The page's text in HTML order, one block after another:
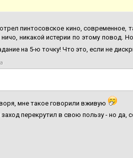
пинтосовское кино, современное,
ничо, никакой истерии по этому повод.
на 5-ю точку! Что это, если не
мне такое говорили вживую
перекрутил в свою пользу - но да,